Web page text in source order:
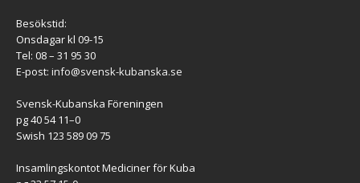
Besökstid:
Onsdagar kl 09-15
Tel: 08 – 31 95 30
E-post: info@svensk-kubanska.se
Svensk-Kubanska Föreningen
pg 40 54 11–0
Swish 123 589 09 75
Insamlingskontot Mediciner för Kuba